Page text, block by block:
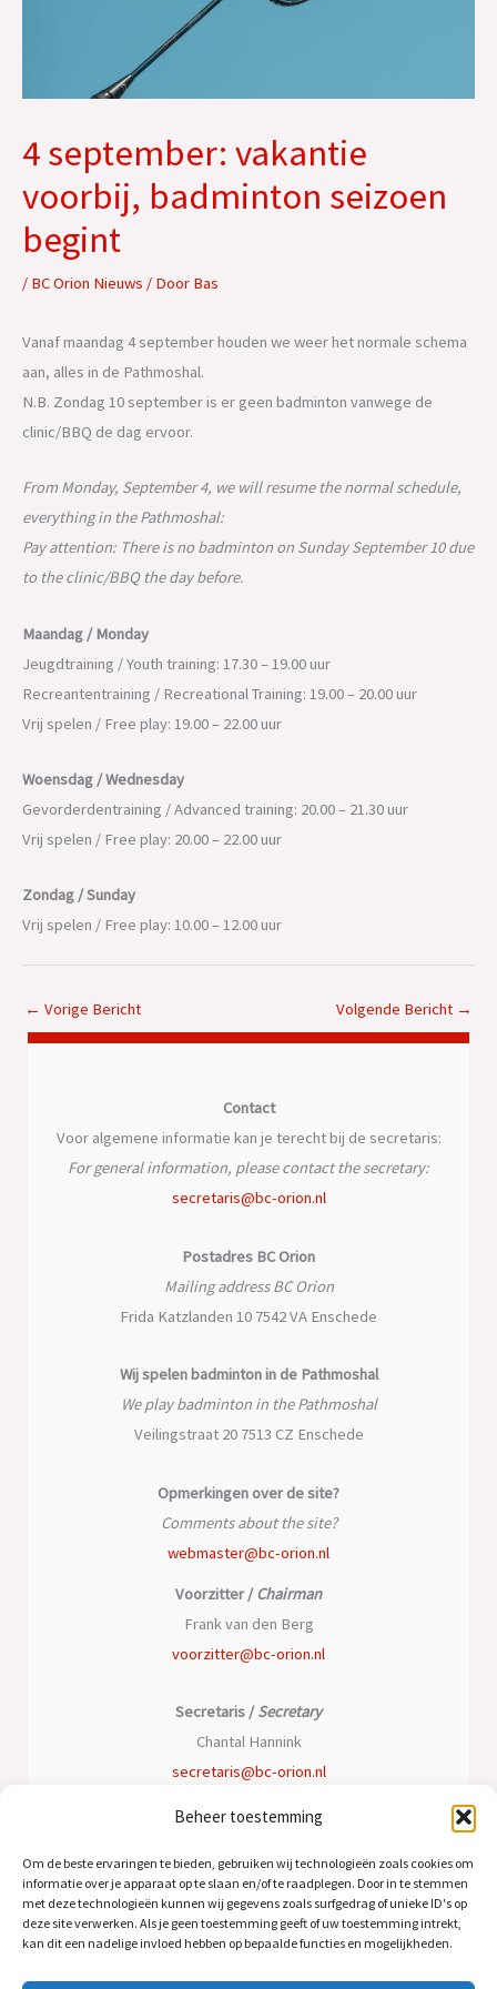
Beheer toestemming
Om de beste ervaringen te bieden, gebruiken wij technologieën zoals cookies om
informatie over je apparaat op te slaan en/of te raadplegen. Door in te stemmen
met deze technologieën kunnen wij gegevens zoals surfgedrag of unieke ID's op
deze site verwerken. Als je geen toestemming geeft of uw toestemming intrekt,
kan dit een nadelige invloed hebben op bepaalde functies en mogelijkheden.
4 september: vakantie
voorbij, badminton seizoen
begint
/ BC Orion Nieuws / Door Bas
Vanaf maandag 4 september houden we weer het normale schema
aan, alles in de Pathmoshal.
N.B. Zondag 10 september is er geen badminton vanwege de
clinic/BBQ de dag ervoor.
From Monday, September 4, we will resume the normal schedule,
everything in the Pathmoshal:
Pay attention: There is no badminton on Sunday September 10 due
to the clinic/BBQ the day before.
Maandag / Monday
Jeugdtraining / Youth training: 17.30 – 19.00 uur
Recreantentraining / Recreational Training: 19.00 – 20.00 uur
Vrij spelen / Free play: 19.00 – 22.00 uur
Woensdag / Wednesday
Gevorderdentraining / Advanced training: 20.00 – 21.30 uur
Vrij spelen / Free play: 20.00 – 22.00 uur
Zondag / Sunday
Vrij spelen / Free play: 10.00 – 12.00 uur
← Vorige Bericht Volgende Bericht →
Contact
Voor algemene informatie kan je terecht bij de secretaris:
For general information, please contact the secretary:
secretaris@bc-orion.nl
Postadres BC Orion
Mailing address BC Orion
Frida Katzlanden 10 7542 VA Enschede
Wij spelen badminton in de Pathmoshal
We play badminton in the Pathmoshal
Veilingstraat 20 7513 CZ Enschede
Opmerkingen over de site?
Comments about the site?
webmaster@bc-orion.nl
Voorzitter /Chairman
Frank van den Berg
voorzitter@bc-orion.nl
Secretaris /Secretary
Chantal Hannink
secretaris@bc-orion.nl
Treasurer
Peter Oomen
penningmeester@bc-orion.nl
Algemeen bestuurslid /General member
Jeroen Bos